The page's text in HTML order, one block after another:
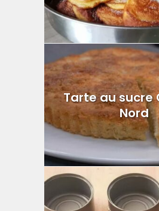
Tarte au sucre
Nord